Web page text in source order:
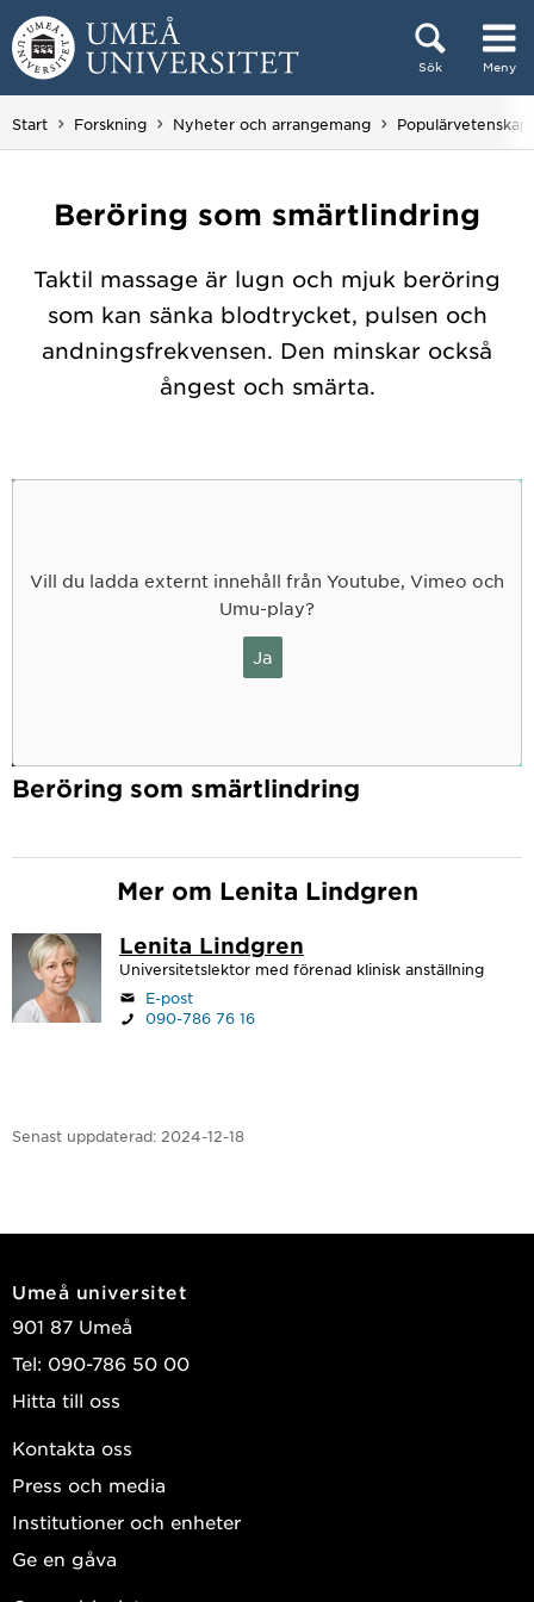
Hoppa direkt till innehållet
Sök Meny
Huvudmenyn dold.
Start Forskning Nyheter och arrangemang
Beröring som smärtlindring
Taktil massage är lugn och mjuk beröring
som kan sänka blodtrycket, pulsen och
andningsfrekvensen. Den minskar också
ångest och smärta.
Vill du ladda externt innehåll från Youtube, Vimeo och
Umu-play?
Ja
Beröring som smärtlindring
Mer om Lenita Lindgren
Lenita Lindgren
Universitetslektor med förenad klinisk anställning
E-post
090-786 76 16
Senast uppdaterad: 2024-12-18
Umeå universitet
901 87 Umeå
Tel: 090-786 50 00
Hitta till oss
Kontakta oss
Press och media
Institutioner och enheter
Ge en gåva